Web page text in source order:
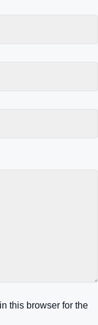
this browser for the